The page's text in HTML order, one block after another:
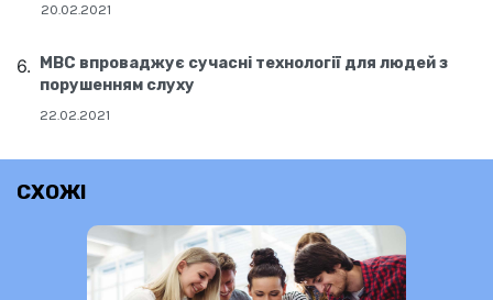
20.02.2021
МВС впроваджує сучасні технології для людей з
порушенням слуху
22.02.2021
СХОЖІ